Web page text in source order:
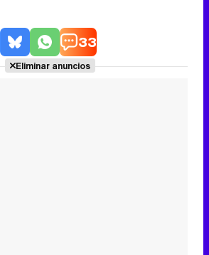
33
Eliminar anuncios